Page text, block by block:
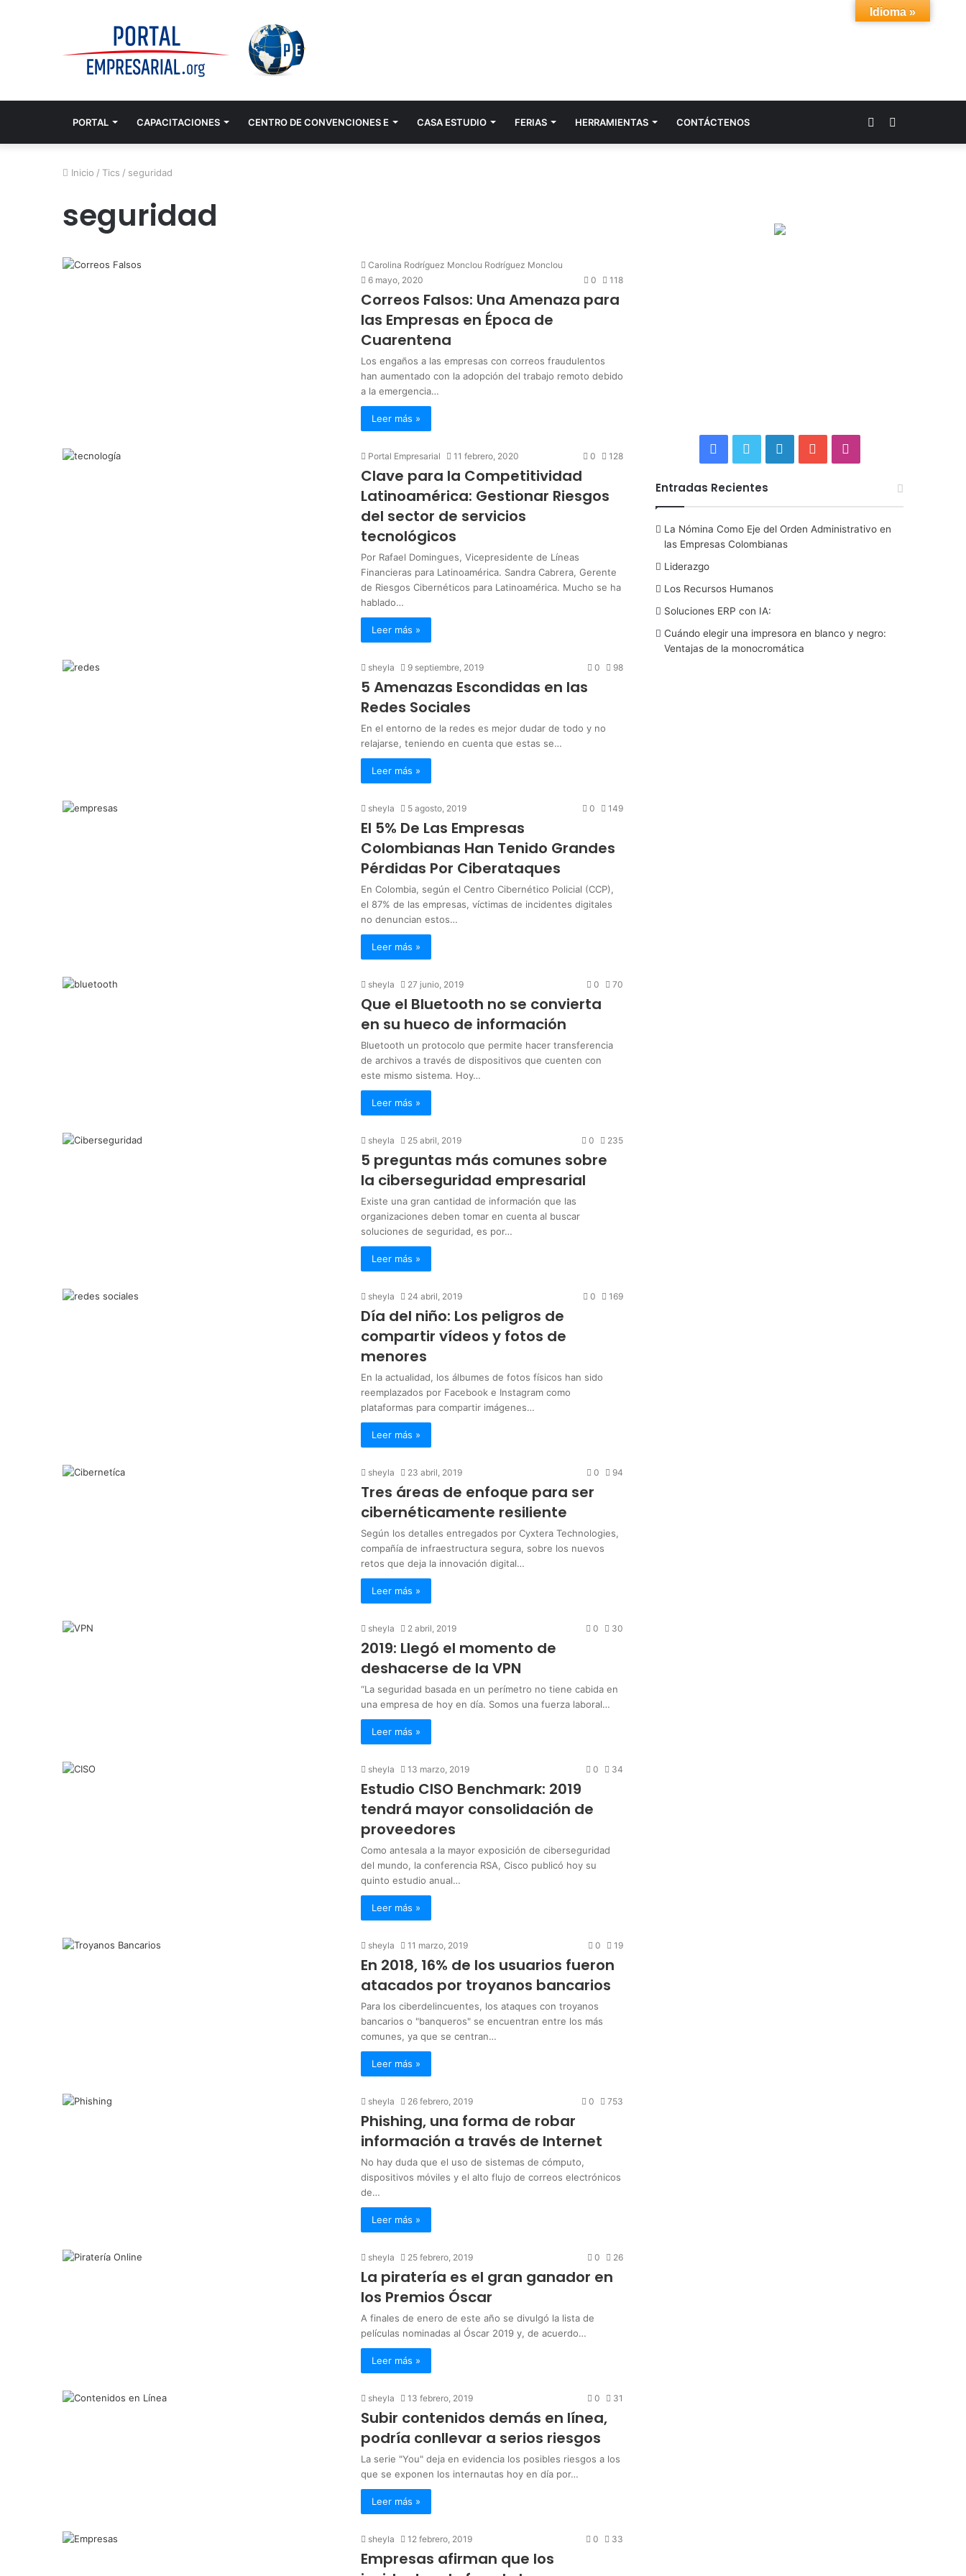
PORTAL CAPACITACIONES CENTRO DE CONVENCIONES E CASA ESTUDIO FERIAS HERRAMIENTAS CONTÁCTENOS Acceso
Inicio / Tics / seguridad
seguridad
Carolina Rodríguez Monclou Rodríguez Monclou
6 mayo, 2020
0 118
Correos Falsos: Una Amenaza para
las Empresas en Época de
Cuarentena
Los engaños a las empresas con correos fraudulentos
han aumentado con la adopción del trabajo remoto debido
a la emergencia…
Leer más »
Portal Empresarial 11 febrero, 2020 0 128
Clave para la Competitividad
Latinoamérica: Gestionar Riesgos
del sector de servicios
tecnológicos
Por Rafael Domingues, Vicepresidente de Líneas
Financieras para Latinoamérica. Sandra Cabrera, Gerente
de Riesgos Cibernéticos para Latinoamérica. Mucho se ha
hablado…
Leer más »
sheyla 9 septiembre, 2019 0 98
5 Amenazas Escondidas en las
Redes Sociales
En el entorno de la redes es mejor dudar de todo y no
relajarse, teniendo en cuenta que estas se…
Leer más »
sheyla 5 agosto, 2019 0 149
El 5% De Las Empresas
Colombianas Han Tenido Grandes
Pérdidas Por Ciberataques
En Colombia, según el Centro Cibernético Policial (CCP),
el 87% de las empresas, víctimas de incidentes digitales
no denuncian estos…
Leer más »
sheyla 27 junio, 2019 0 70
Que el Bluetooth no se convierta
en su hueco de información
Bluetooth un protocolo que permite hacer transferencia
de archivos a través de dispositivos que cuenten con
este mismo sistema. Hoy…
Leer más »
sheyla 25 abril, 2019 0 235
5 preguntas más comunes sobre
la ciberseguridad empresarial
Existe una gran cantidad de información que las
organizaciones deben tomar en cuenta al buscar
soluciones de seguridad, es por…
Leer más »
sheyla 24 abril, 2019 0 169
Día del niño: Los peligros de
compartir vídeos y fotos de
menores
En la actualidad, los álbumes de fotos físicos han sido
reemplazados por Facebook e Instagram como
plataformas para compartir imágenes…
Leer más »
sheyla 23 abril, 2019 0 94
Tres áreas de enfoque para ser
cibernéticamente resiliente
Según los detalles entregados por Cyxtera Technologies,
compañía de infraestructura segura, sobre los nuevos
retos que deja la innovación digital…
Leer más »
sheyla 2 abril, 2019 0 30
2019: Llegó el momento de
deshacerse de la VPN
“La seguridad basada en un perímetro no tiene cabida en
una empresa de hoy en día. Somos una fuerza laboral…
Leer más »
sheyla 13 marzo, 2019 0 34
Estudio CISO Benchmark: 2019
tendrá mayor consolidación de
proveedores
Como antesala a la mayor exposición de ciberseguridad
del mundo, la conferencia RSA, Cisco publicó hoy su
quinto estudio anual…
Leer más »
sheyla 11 marzo, 2019 0 19
En 2018, 16% de los usuarios fueron
atacados por troyanos bancarios
Para los ciberdelincuentes, los ataques con troyanos
bancarios o "banqueros" se encuentran entre los más
comunes, ya que se centran…
Leer más »
sheyla 26 febrero, 2019 0 753
Phishing, una forma de robar
información a través de Internet
No hay duda que el uso de sistemas de cómputo,
dispositivos móviles y el alto flujo de correos electrónicos
de…
Leer más »
sheyla 25 febrero, 2019 0 26
La piratería es el gran ganador en
los Premios Óscar
A finales de enero de este año se divulgó la lista de
películas nominadas al Óscar 2019 y, de acuerdo…
Leer más »
sheyla 13 febrero, 2019 0 31
Subir contenidos demás en línea,
podría conllevar a serios riesgos
La serie "You" deja en evidencia los posibles riesgos a los
que se exponen los internautas hoy en día por…
Leer más »
sheyla 12 febrero, 2019 0 33
Empresas afirman que los
c
e
o
k
i
t
e
n
k
n
u
T
s
t
Entradas Recientes
La Nómina Como Eje del Orden Administrativo en
las Empresas Colombianas
Liderazgo
Los Recursos Humanos
Soluciones ERP con IA:
Cuándo elegir una impresora en blanco y negro:
Ventajas de la monocromática
Idioma »